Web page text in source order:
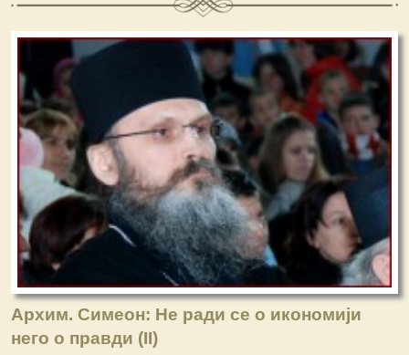
Архим. Симеон: Не ради се о икономији
него о правди (II)